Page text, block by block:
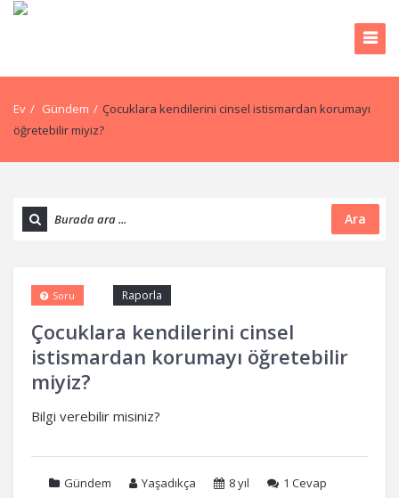
Ev / Gündem / Çocuklara kendilerini cinsel istismardan korumayı
öğretebilir miyiz?
Ara
Çocuklara kendilerini cinsel
istismardan korumayı öğretebilir
miyiz?
Raporla
Soru
Bilgi verebilir misiniz?
Gündem Yaşadıkça 8 yıl 1 Cevap